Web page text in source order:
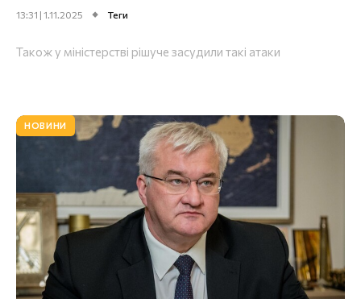
13:31 | 1.11.2025 Теги
Також у міністерстві рішуче засудили такі атаки
НОВИНИ